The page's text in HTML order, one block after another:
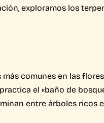
exploramos los
comunes en las
el «baño de
entre árboles ricos